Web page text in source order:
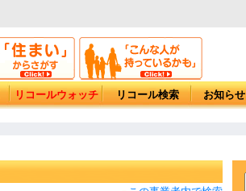
リコールウォッチ リコール検索 お知らせ